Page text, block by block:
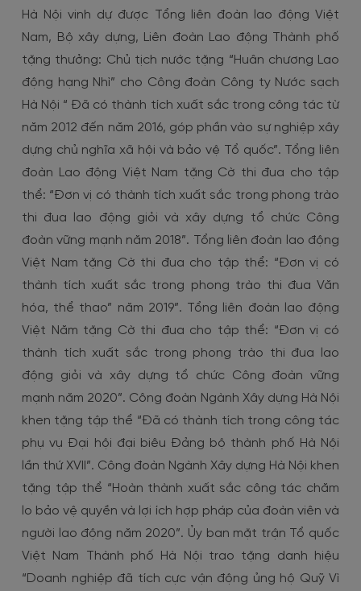
Hà Nội vinh dự được Tổng liên đoàn lao động Việt
Nam, Bộ xây dựng, Liên đoàn Lao động Thành phố
tặng thưởng: Chủ tịch nước tặng “Huân chương Lao
động hạng Nhì” cho Công đoàn Công ty Nước sạch
Hà Nội “ Đã có thành tích xuất sắc trong công tác từ
năm 2012 đến năm 2016, góp phần vào sự nghiệp xây
dựng chủ nghĩa xã hội và bảo vệ Tổ quốc”. Tổng liên
đoàn Lao động Việt Nam tặng Cờ thi đua cho tập
thể: “Đơn vị có thành tích xuất sắc trong phong trào
thi đua lao động giỏi và xây dựng tổ chức Công
đoàn vững mạnh năm 2018”. Tổng liên đoàn lao động
Việt Nam tặng Cờ thi đua cho tập thể: “Đơn vị có
thành tích xuất sắc trong phong trào thi đua Văn
hóa, thể thao” năm 2019”. Tổng liên đoàn lao động
Việt Năm tặng Cờ thi đua cho tập thể: “Đơn vị có
thành tích xuất sắc trong phong trào thi đua lao
động giỏi và xây dựng tổ chức Công đoàn vững
mạnh năm 2020”. Công đoàn Ngành Xây dựng Hà Nội
khen tặng tập thể “Đã có thành tích trong công tác
phụ vụ Đại hội đại biêu Đảng bộ thành phố Hà Nội
lần thứ XVII”. Công đoàn Ngành Xây dựng Hà Nội khen
tặng tập thể “Hoàn thành xuất sắc công tác chăm
lo bảo vệ quyền và lợi ích hợp pháp của đoàn viên và
người lao động năm 2020”. Ủy ban mặt trận Tổ quốc
Việt Nam Thành phố Hà Nội trao tặng danh hiệu
“Doanh nghiệp đã tích cực vận động ủng hộ Quỹ Vì